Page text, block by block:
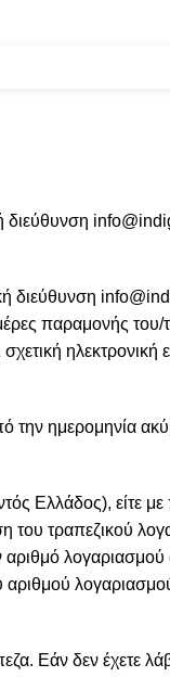
διεύθυνση
διεύθυνση
παραμονής
την ημερομηνία
Ελλάδος), είτε
του τραπεζικού
αριθμό
αριθμού
Εάν δεν έχετε